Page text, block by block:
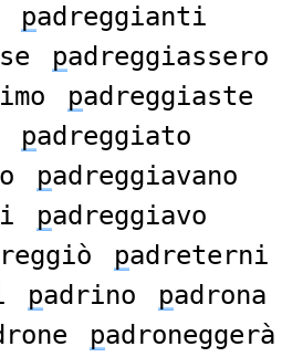
padreggianti
padreggiassero
padreggiaste
padreggiato
padreggiavano
padreggiavo
padreterni
padrino padrona
padroneggerà